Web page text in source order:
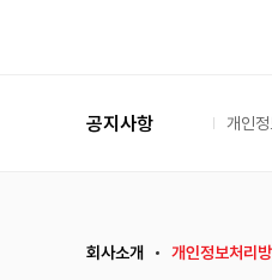
공지사항 개인
회사소개 개인정보처리